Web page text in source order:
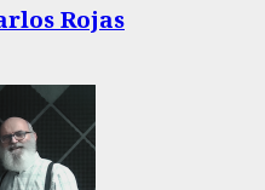
Rojas